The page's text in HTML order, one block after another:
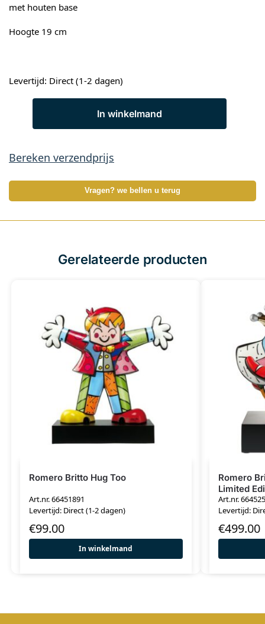
met houten base
Hoogte 19 cm
Levertijd: Direct (1-2 dagen)
In winkelmand
Bereken verzendprijs
Vragen? we bellen u terug
Gerelateerde producten
Romero Britto Hug Too
Art.nr. 66451891
Levertijd: Direct (1-2 dagen)
€99.00
In winkelmand
Romero
Limited
Art.nr.
Levertijd:
€499.00